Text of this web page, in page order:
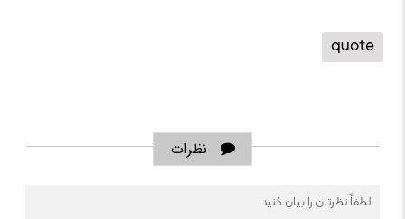
quote
نظرات